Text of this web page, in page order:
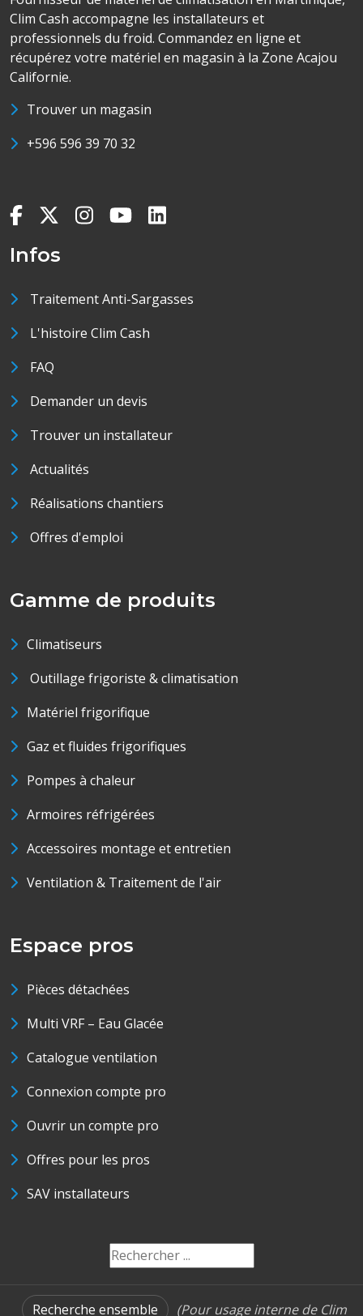
Clim Cash accompagne les installateurs et
professionnels du froid. Commandez en ligne et
récupérez votre matériel en magasin à la Zone Acajou
Californie.
Trouver un magasin
+596 596 39 70 32
Infos
Traitement Anti-Sargasses
L'histoire Clim Cash
FAQ
Demander un devis
Trouver un installateur
Actualités
Réalisations chantiers
Offres d'emploi
Gamme de produits
Climatiseurs
Outillage frigoriste & climatisation
Matériel frigorifique
Gaz et fluides frigorifiques
Pompes à chaleur
Armoires réfrigérées
Accessoires montage et entretien
Ventilation & Traitement de l'air
Espace pros
Pièces détachées
Multi VRF – Eau Glacée
Catalogue ventilation
Connexion compte pro
Ouvrir un compte pro
Offres pour les pros
SAV installateurs
Recherche ensemble (Pour usage interne de Clim